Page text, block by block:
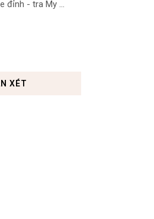
đỉnh - tra My ...
XÉT